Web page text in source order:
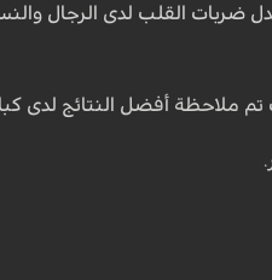
القلب لدى الرجال
ملاحظة أفضل النتائج لدى